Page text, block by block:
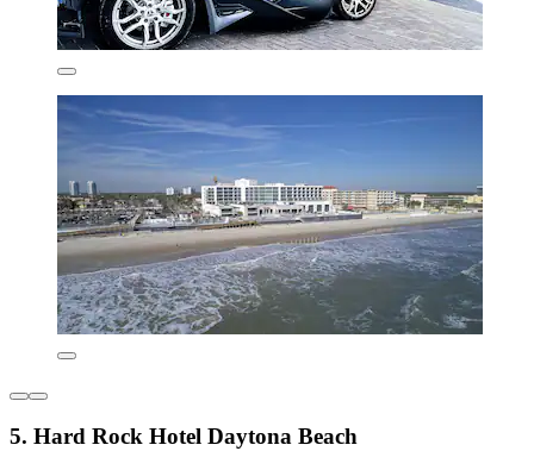
5. Hard Rock Hotel Daytona Beach